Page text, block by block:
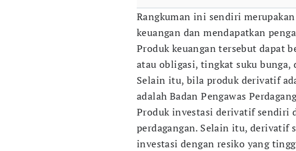
Rangkuman ini sendiri
keuangan dan mendapatkan
Produk keuangan tersebut dapat
atau obligasi, tingkat suku
Selain itu, bila produk derivatif
adalah Badan Pengawas
Produk investasi derivatif sendiri
perdagangan. Selain itu, derivatif
investasi dengan resiko yang